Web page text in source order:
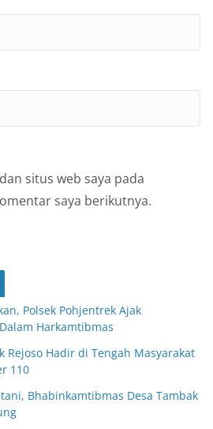
situs web saya pada
saya berikutnya.
Polsek Pohjentrek Ajak
Harkamtibmas
Rejoso Hadir di Tengah Masyarakat
110
Bhabinkamtibmas Desa Tambak